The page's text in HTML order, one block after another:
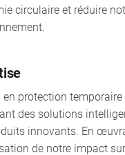
circulaire et réduire
en protection
des solutions
innovants. En
de notre impact